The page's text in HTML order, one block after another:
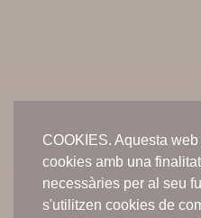
COOKIES. Aquesta
cookies amb una
necessàries per al seu
s'utilitzen cookies de